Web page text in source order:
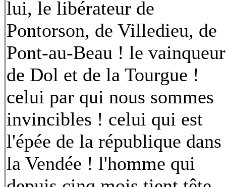
lui, le libérateur de
Pontorson, de Villedieu, de
Pont-au-Beau ! le vainqueur
de Dol et de la Tourgue !
celui par qui nous sommes
invincibles ! celui qui est
l'épée de la république dans
la Vendée ! l'homme qui